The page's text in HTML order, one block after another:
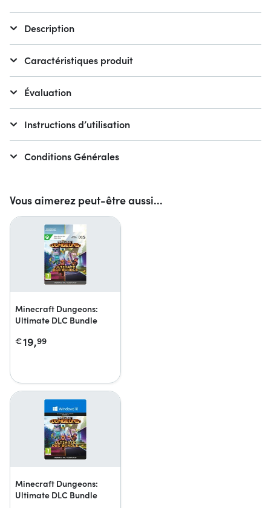
Vous aimerez peut-être aussi...
Minecraft Dungeons:
Ultimate DLC Bundle
€19,99
Minecraft Dungeons:
Ultimate DLC Bundle
Description
Caractéristiques produit
Évaluation
Instructions d’utilisation
Conditions Générales